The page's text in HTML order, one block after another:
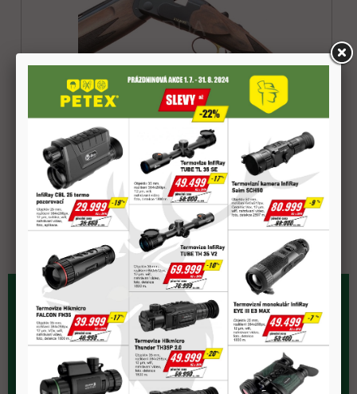
Broková kozlice ATA, SP-TRAP 12/70, 76cm
29 799,3 Kč
není skladem DETAIL
prodejna.myslivost@petex.cz
+420 602 652 400
Newsletter